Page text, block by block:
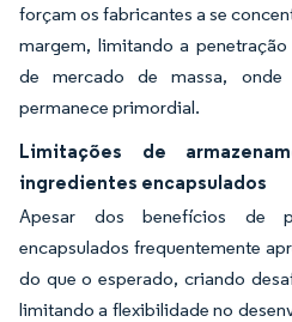
forçam os fabricantes a se
margem, limitando a
de mercado de massa,
permanece primordial.
Limitações de
ingredientes encapsulados
Apesar dos benefícios de
encapsulados frequentemente
do que o esperado, criando
limitando a flexibilidade no